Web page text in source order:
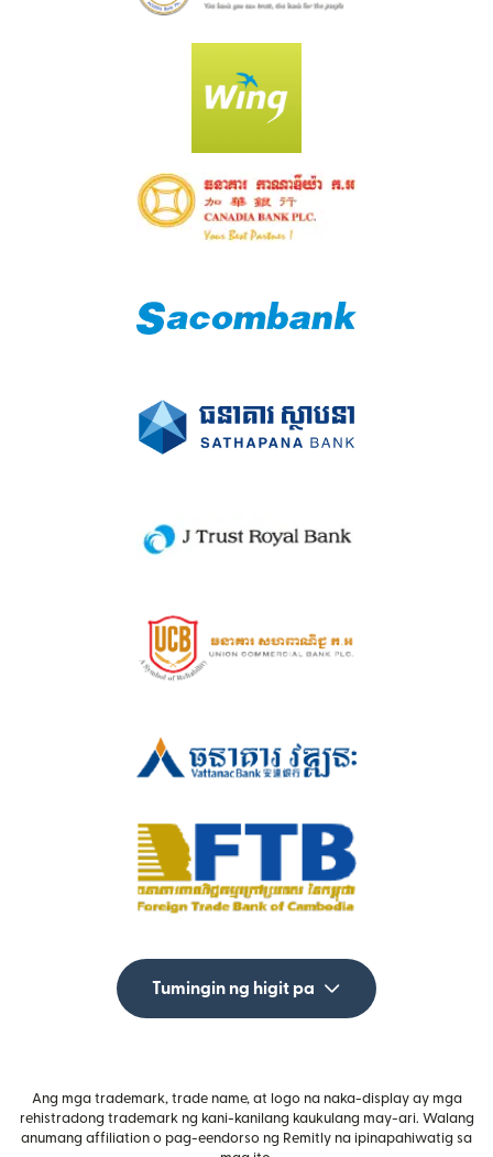
Tumingin ng higit pa
Ang mga trademark, trade name, at logo na naka-display ay mga
rehistradong trademark ng kani-kanilang kaukulang may-ari. Walang
anumang affiliation o pag-eendorso ng Remitly na ipinapahiwatig sa